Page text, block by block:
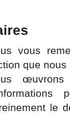
vous
que nous
le